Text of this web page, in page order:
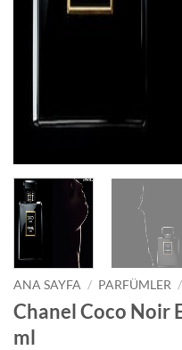
ANA SAYFA / PARFÜMLER /
Chanel Coco Noir
ml